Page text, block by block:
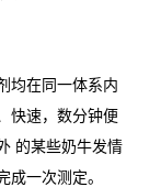
均在同一体系内
快速，数分钟便
的某些奶牛发情
成一次测定。